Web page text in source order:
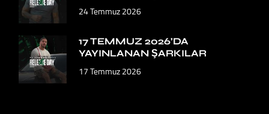
24 Temmuz 2026
17 TEMMUZ 2026’DA
YAYINLANAN ŞARKILAR
17 Temmuz 2026